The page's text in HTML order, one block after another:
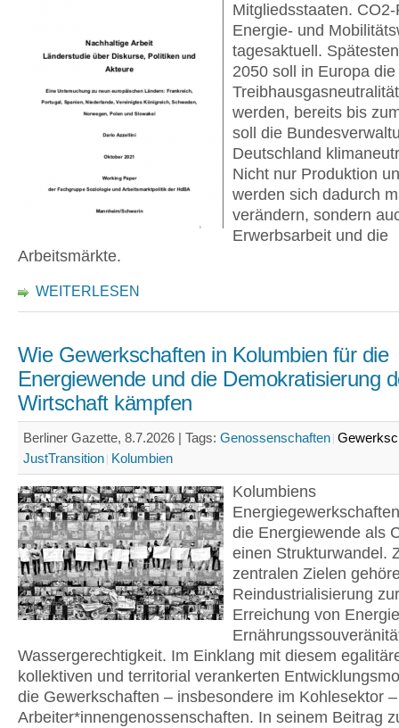
Mitgliedsstaaten.
Energie- und
tagesaktuell.
2050 soll in Europa die
werden, bereits bis
soll die
Deutschland
Nicht nur Produktion
werden sich dadurch
verändern, sondern
Erwerbsarbeit und die
Arbeitsmärkte.
WEITERLESEN
Wie Gewerkschaften in Kolumbien für die
Energiewende und die Demokratisierung
Wirtschaft kämpfen
Berliner Gazette, 8.7.2026 | Tags: Genossenschaften
JustTransition Kolumbien
Kolumbiens
die Energiewende als
einen Strukturwandel.
zentralen Zielen
Reindustrialisierung zur
Erreichung von
Wassergerechtigkeit. Im Einklang mit diesem
kollektiven und territorial verankerten
die Gewerkschaften – insbesondere im Kohlesektor –
Arbeiter*innengenossenschaften. In seinem Beitrag